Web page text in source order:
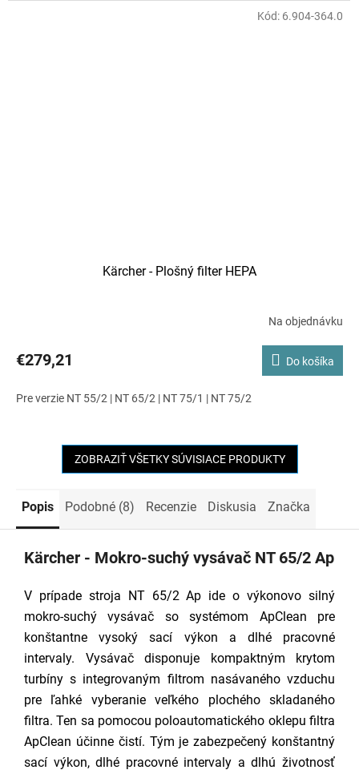
Kärcher - Plošný filter HEPA
Na objednávku
€279,21 Do košíka
Pre verzie NT 55/2 | NT 65/2 | NT 75/1 | NT 75/2
Kód: 6.904-364.0
ZOBRAZIŤ VŠETKY SÚVISIACE PRODUKTY
Popis Podobné (8) Recenzie Diskusia Značka
Kärcher - Mokro-suchý vysávač NT 65/2 Ap
V prípade stroja NT 65/2 Ap ide o výkonovo silný
mokro-suchý vysávač so systémom ApClean pre
konštantne vysoký sací výkon a dlhé pracovné
intervaly. Vysávač disponuje kompaktným krytom
turbíny s integrovaným filtrom nasávaného vzduchu
pre ľahké vyberanie veľkého plochého skladaného
filtra. Ten sa pomocou poloautomatického oklepu filtra
ApClean účinne čistí. Tým je zabezpečený konštantný
sací výkon, dlhé pracovné intervaly a dlhú životnosť